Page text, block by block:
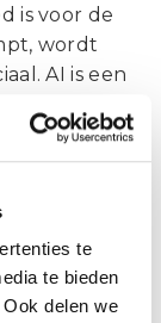
te
te bieden
delen we
is voor de
wordt
AI is een